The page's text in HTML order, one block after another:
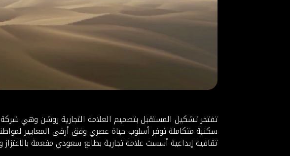
تفتخر تشكيل المستقبل بتصميم العلامة التجارية روشن وهي
سكنية متكاملة توفر أسلوب حياة عصري وفق أرقى المعايير
ثقافية إبداعية أسست علامة تجارية بطابع سعودي مفعمة بالاعتزاز